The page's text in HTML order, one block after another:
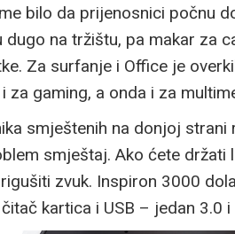
bilo da prijenosnici počnu
dugo na tržištu, pa makar za
Za surfanje i Office je
gaming, a onda i za
smještenih na donjoj strani
smještaj. Ako ćete držati
zvuk. Inspiron 3000
kartica i USB – jedan 3.0 i